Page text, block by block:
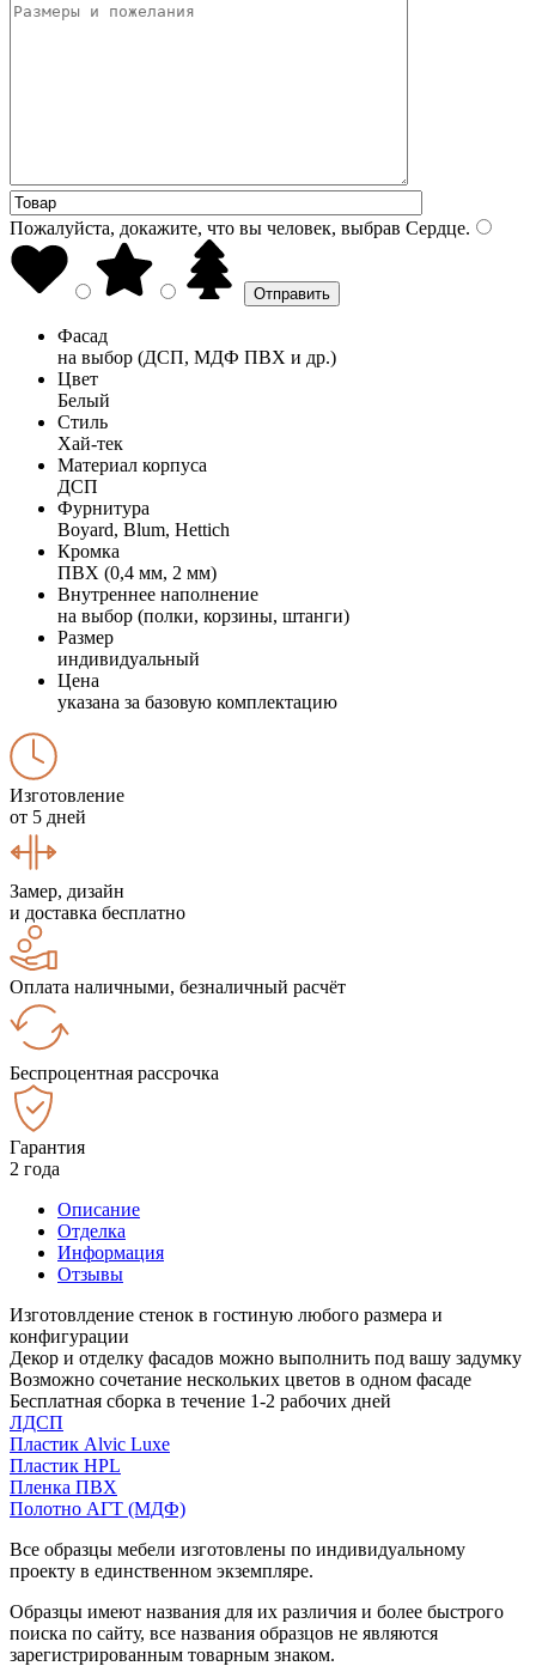
Пожалуйста, докажите, что вы человек, выбрав Сердце.
Фасад
на выбор (ДСП, МДФ ПВХ и др.)
Цвет
Белый
Стиль
Хай-тек
Материал корпуса
ДСП
Фурнитура
Boyard, Blum, Hettich
Кромка
ПВХ (0,4 мм, 2 мм)
Внутреннее наполнение
на выбор (полки, корзины, штанги)
Размер
индивидуальный
Цена
указана за базовую комплектацию
Изготовление
от 5 дней
Замер, дизайн
и доставка бесплатно
Оплата наличными, безналичный расчёт
Беспроцентная рассрочка
Гарантия
2 года
Описание
Отделка
Информация
Отзывы
Изготовлдение стенок в гостиную любого размера и
конфигурации
Декор и отделку фасадов можно выполнить под вашу задумку
Возможно сочетание нескольких цветов в одном фасаде
Бесплатная сборка в течение 1-2 рабочих дней
ЛДСП
Пластик Alvic Luxe
Пластик HPL
Пленка ПВХ
Полотно АГТ (МДФ)
Все образцы мебели изготовлены по индивидуальному
проекту в единственном экземпляре.
Образцы имеют названия для их различия и более быстрого
поиска по сайту, все названия образцов не являются
зарегистрированным товарным знаком.